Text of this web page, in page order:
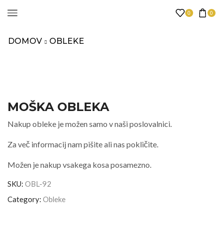
0 0
DOMOV OBLEKE
MOŠKA OBLEKA
Nakup obleke je možen samo v naši poslovalnici.
Za več informacij nam pišite ali nas pokličite.
Možen je nakup vsakega kosa posamezno.
SKU: OBL-92
Category: Obleke